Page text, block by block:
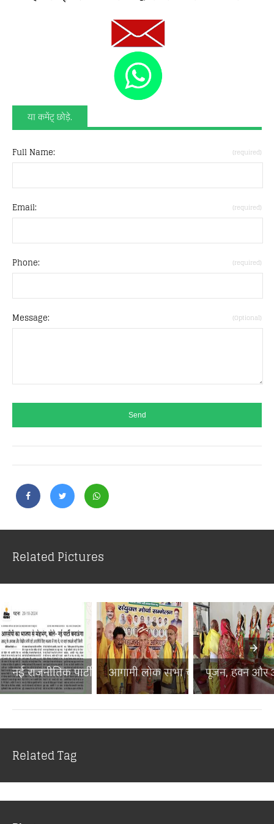
या कमेंट् छोड़े.
Full Name: (required)
Email: (required)
Phone: (required)
Message: (Optional)
Related Pictures
नई राजनीतिक पार्टी से बिहा...आगामी लोक सभा चुनाव में ब...पूजन, हवन और
Related Tag